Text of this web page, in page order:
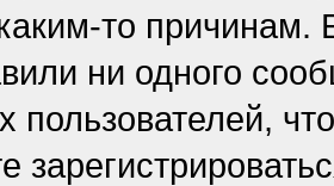
то причинам.
ни одного
пользователей,